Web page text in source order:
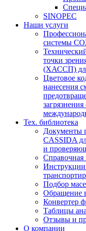
SINOPEC
Наши услуги
системы
точки
(ХАССП)
Цветовое
нанесения
Тех. библиотека
Документы
CASSIDA
и
Инструкции
Подбор
Обращение
Конвертер
Таблицы
Отзывы и
О компании